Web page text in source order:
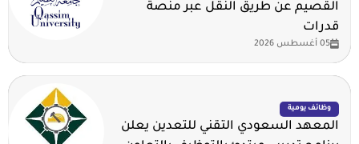
القصيم عن طريق النقل عبر منصة
قدرات
05 أغسطس 2026
وظائف يومية
المعهد السعودي التقني للتعدين يعلن